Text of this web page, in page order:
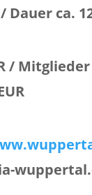
Dauer ca.
/ Mitglieder